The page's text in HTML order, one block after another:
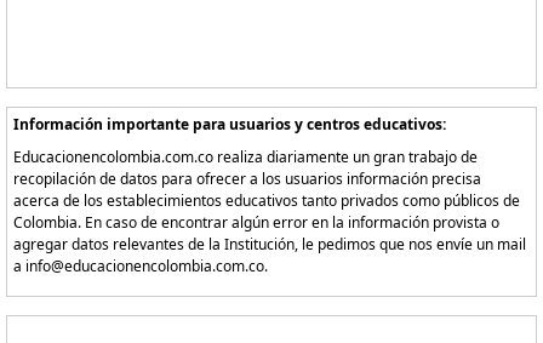
Información importante para usuarios y centros educativos:
Educacionencolombia.com.co realiza diariamente un gran trabajo de
recopilación de datos para ofrecer a los usuarios información precisa
acerca de los establecimientos educativos tanto privados como públicos de
Colombia. En caso de encontrar algún error en la información provista o
agregar datos relevantes de la Institución, le pedimos que nos envíe un mail
a info@educacionencolombia.com.co.